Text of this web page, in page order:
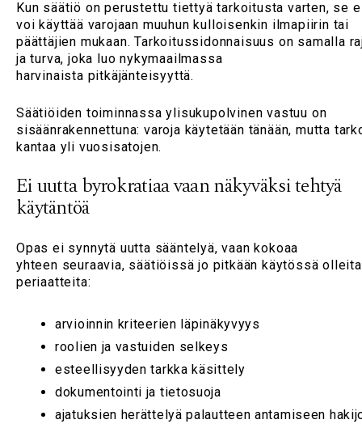
Kun säätiö on perustettu tiettyä tarkoitusta varten, se
voi käyttää varojaan muuhun kulloisenkin ilmapiirin tai
päättäjien mukaan. Tarkoitussidonnaisuus on samalla
ja turva, joka luo nykymaailmassa
harvinaista pitkäjänteisyyttä.
Säätiöiden toiminnassa ylisukupolvinen vastuu on
sisäänrakennettuna: varoja käytetään tänään, mutta
kantaa yli vuosisatojen.
Ei uutta byrokratiaa vaan näkyväksi tehtyä
käytäntöä
Opas ei synnytä uutta sääntelyä, vaan kokoaa
yhteen seuraavia, säätiöissä jo pitkään käytössä olleita
periaatteita:
arvioinnin kriteerien läpinäkyvyys
roolien ja vastuiden selkeys
esteellisyyden tarkka käsittely
dokumentointi ja tietosuoja
ajatuksien herättelyä palautteen antamiseen